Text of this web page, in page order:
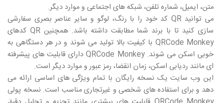
متن، ایمیل، شماره تلفن، شبکه های اجتماعی و موارد دیگر.
می توانیدQR کد خود را با رنگ، لوگو و سایر عناصر بصری سفارشی
سازی کنید تا با برند شما مطابقت داشته باشد. همچنینQR کدهای
QRCode Monkey با کیفیت بالا تولید می شوند و در هر دستگاهی به
خوبی اسکن می شوند.QRCode Monkeyدارای قابلیت های پیشرفته
ای مانند ردیابی اسکن، زمان انقضا، رمز عبور و موارد دیگر است.
این وب سایت یک نسخه رایگان با تمام ویژگی های اساسی ارائه می
دهد و برای استفاده های شخصی و غیرتجاری مناسب است. نسخه پولی